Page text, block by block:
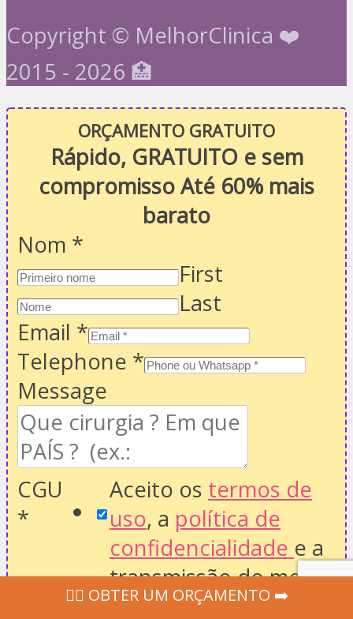
Copyright © MelhorClinica ❤️
2015 - 2026 🏥
ORÇAMENTO GRATUITO
Rápido, GRATUITO e sem
compromisso Até 60% mais
barato
Nom *
First
Last
Email *
Telephone *
Message
CGU
*
Aceito os termos de
uso, a política de
confidencialidade e a
transmissão do meu
pedido aos
‍👩‍⚕ OBTER UM ORÇAMENTO ➡️